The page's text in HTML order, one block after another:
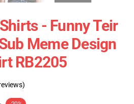
- Funny Teir
Meme Design
RB2205